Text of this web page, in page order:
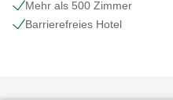
Mehr als 500 Zimmer
Barrierefreies Hotel